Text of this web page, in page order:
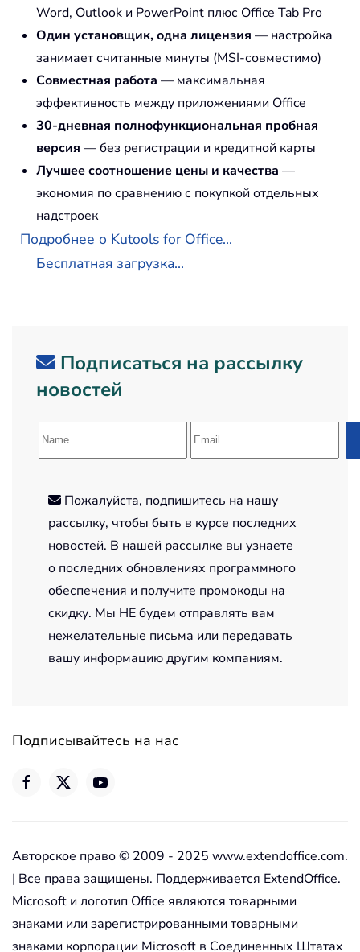
Word, Outlook и PowerPoint плюс Office Tab Pro
Один установщик, одна лицензия — настройка
занимает считанные минуты (MSI-совместимо)
Совместная работа — максимальная
эффективность между приложениями Office
30-дневная полнофункциональная пробная
версия — без регистрации и кредитной карты
Лучшее соотношение цены и качества —
экономия по сравнению с покупкой отдельных
надстроек
Подробнее о Kutools for Office...
Бесплатная загрузка...
Подписаться на рассылку
новостей
Пожалуйста, подпишитесь на нашу
рассылку, чтобы быть в курсе последних
новостей. В нашей рассылке вы узнаете
о последних обновлениях программного
обеспечения и получите промокоды на
скидку. Мы НЕ будем отправлять вам
нежелательные письма или передавать
вашу информацию другим компаниям.
Подписывайтесь на нас
Авторское право © 2009 - 2025 www.extendoffice.com.
| Все права защищены. Поддерживается ExtendOffice.
Microsoft и логотип Office являются товарными
знаками или зарегистрированными товарными
знаками корпорации Microsoft в Соединенных Штатах